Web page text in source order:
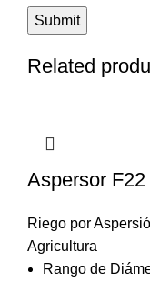
Related
Aspersor
Riego por
Agricultura
Rango de